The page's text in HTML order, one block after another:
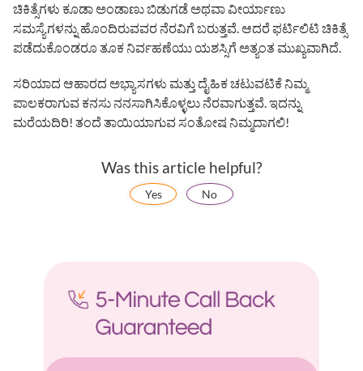
ಚಿಕಿತ್ಸೆಗಳು ಕೂಡಾ ಅಂಡಾಣು ಬಿಡುಗಡೆ ಅಥವಾ ವೀರ್ಯಾಣು
ಸಮಸ್ಯೆಗಳನ್ನು ಹೊಂದಿರುವವರ ನೆರವಿಗೆ ಬರುತ್ತವೆ. ಆದರೆ ಫರ್ಟಿಲಿಟಿ ಚಿಕಿತ್ಸೆ
ಪಡೆದುಕೊಂಡರೂ ತೂಕ ನಿರ್ವಹಣೆಯು ಯಶಸ್ಸಿಗೆ ಅತ್ಯಂತ ಮುಖ್ಯವಾಗಿದೆ.
ಸರಿಯಾದ ಆಹಾರದ ಅಭ್ಯಾಸಗಳು ಮತ್ತು ದೈಹಿಕ ಚಟುವಟಿಕೆ ನಿಮ್ಮ
ಪಾಲಕರಾಗುವ ಕನಸು ನನಸಾಗಿಸಿಕೊಳ್ಳಲು ನೆರವಾಗುತ್ತವೆ. ಇದನ್ನು
ಮರೆಯದಿರಿ! ತಂದೆ ತಾಯಿಯಾಗುವ ಸಂತೋಷ ನಿಮ್ಮದಾಗಲಿ!
Was this article helpful?
Yes No